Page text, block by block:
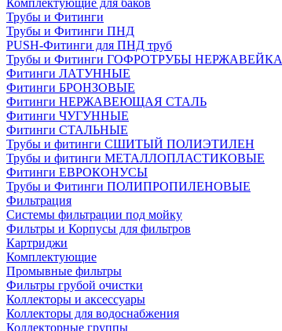
Комплектующие для баков
Трубы и Фитинги
Трубы и Фитинги ПНД
PUSH-Фитинги для ПНД труб
Трубы и Фитинги ГОФРОТРУБЫ НЕРЖАВЕЙКА
Фитинги ЛАТУННЫЕ
Фитинги БРОНЗОВЫЕ
Фитинги НЕРЖАВЕЮЩАЯ СТАЛЬ
Фитинги ЧУГУННЫЕ
Фитинги СТАЛЬНЫЕ
Трубы и фитинги СШИТЫЙ ПОЛИЭТИЛЕН
Трубы и фитинги МЕТАЛЛОПЛАСТИКОВЫЕ
Фитинги ЕВРОКОНУСЫ
Трубы и Фитинги ПОЛИПРОПИЛЕНОВЫЕ
Фильтрация
Системы фильтрации под мойку
Фильтры и Корпусы для фильтров
Картриджи
Комплектующие
Промывные фильтры
Фильтры грубой очистки
Коллекторы и аксессуары
Коллекторы для водоснабжения
Коллекторные группы